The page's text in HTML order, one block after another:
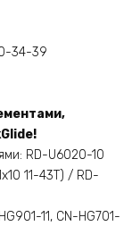
34-39
RD-U6020-10
11-43Т) / RD-
11, CN-HG701-